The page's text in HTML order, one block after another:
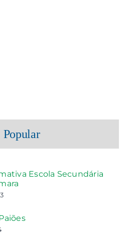
Popular
Escola Secundária